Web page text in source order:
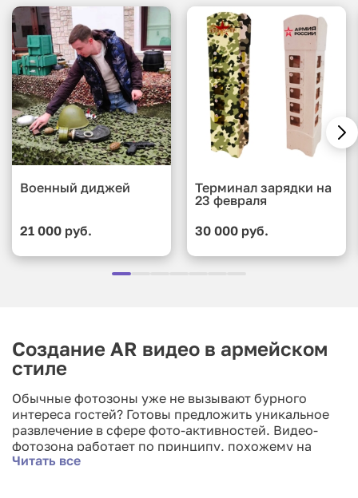
Военный диджей
21 000 руб.
Терминал зарядки на
23 февраля
30 000 руб.
Создание AR видео в армейском
стиле
Обычные фотозоны уже не вызывают бурного
интереса гостей? Готовы предложить уникальное
развлечение в сфере фото-активностей. Видео-
фотозона работает по принципу, похожему на
сканер — участник берет в руки специальную
Читать все